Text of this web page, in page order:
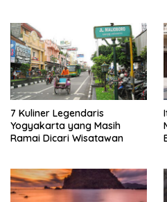
7 Kuliner Legendaris
Yogyakarta yang Masih
Ramai Dicari Wisatawan